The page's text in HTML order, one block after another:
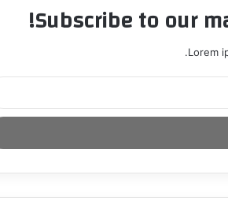
Subscribe to our
Lorem